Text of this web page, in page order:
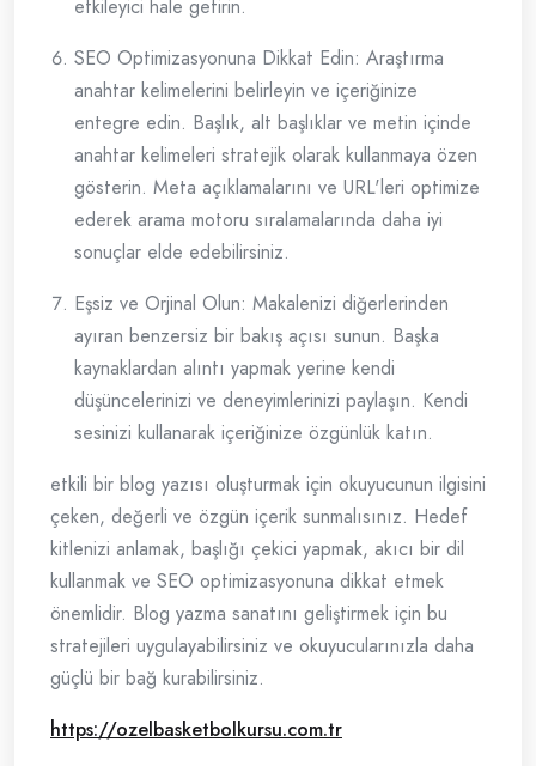
etkileyici hale getirin.
SEO Optimizasyonuna Dikkat Edin: Araştırma
anahtar kelimelerini belirleyin ve içeriğinize
entegre edin. Başlık, alt başlıklar ve metin içinde
anahtar kelimeleri stratejik olarak kullanmaya özen
gösterin. Meta açıklamalarını ve URL'leri optimize
ederek arama motoru sıralamalarında daha iyi
sonuçlar elde edebilirsiniz.
Eşsiz ve Orjinal Olun: Makalenizi diğerlerinden
ayıran benzersiz bir bakış açısı sunun. Başka
kaynaklardan alıntı yapmak yerine kendi
düşüncelerinizi ve deneyimlerinizi paylaşın. Kendi
sesinizi kullanarak içeriğinize özgünlük katın.
etkili bir blog yazısı oluşturmak için okuyucunun ilgisini
çeken, değerli ve özgün içerik sunmalısınız. Hedef
kitlenizi anlamak, başlığı çekici yapmak, akıcı bir dil
kullanmak ve SEO optimizasyonuna dikkat etmek
önemlidir. Blog yazma sanatını geliştirmek için bu
stratejileri uygulayabilirsiniz ve okuyucularınızla daha
güçlü bir bağ kurabilirsiniz.
https://ozelbasketbolkursu.com.tr